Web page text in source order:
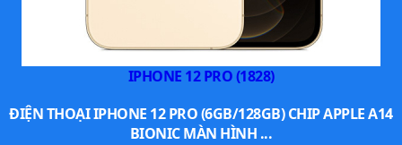
được làm từ khung thép không gỉ kết hợp với 2 mặt kính
cường lực cao cấp.
IPHONE 12 PRO (1828)
ĐIỆN THOẠI IPHONE 12 PRO (6GB/128GB) CHIP APPLE A14
BIONIC MÀN HÌNH ...